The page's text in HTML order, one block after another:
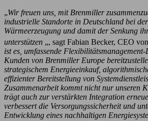
„Wir freuen uns, mit Brenmiller
industrielle Standorte in Deutschland bei
Wärmeerzeugung und damit der Senkung
unterstützen „, sagt Fabian Becker, CEO
ist es, umfassende
Kunden von Brenmiller Europe
strategischem Energieeinkauf,
effizienter Bereitstellung von
Zusammenarbeit kommt nicht nur unseren
trägt auch zur verstärkten Integration
verbessert die Versorgungssicherheit und
Entwicklung eines nachhaltigen